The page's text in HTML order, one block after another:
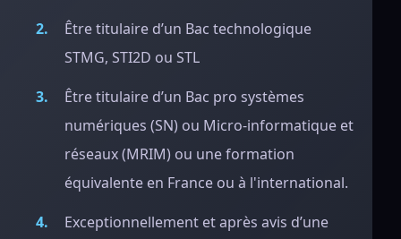
Être titulaire d’un Bac technologique
STMG, STI2D ou STL
Être titulaire d’un Bac pro systèmes
numériques (SN) ou Micro-informatique et
réseaux (MRIM) ou une formation
équivalente en France ou à l'international.
Exceptionnellement et après avis d’une